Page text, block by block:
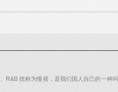
R&B 统称为慢摇，是我们国人自己的一种叫